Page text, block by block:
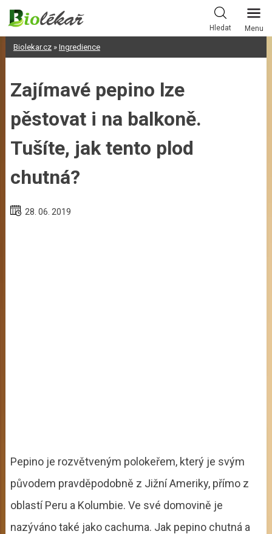
Skip
content
Hledat Menu
Biolekar.cz» Ingredience
Zajímavé pepino lze
pěstovat i na balkoně.
Tušíte, jak tento plod
chutná?
28. 06. 2019
Pepino je rozvětveným polokeřem, který je svým
původem pravděpodobně z Jižní Ameriky, přímo z
oblastí Peru a Kolumbie. Ve své domovině je
nazýváno také jako cachuma. Jak pepino chutná a